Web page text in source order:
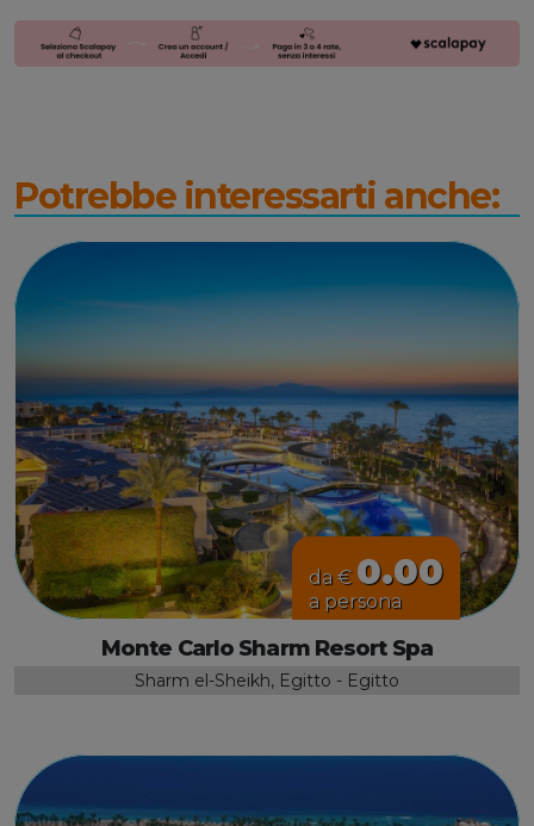
Potrebbe interessarti anche:
da € 0.00
a persona
Monte Carlo Sharm Resort Spa
Sharm el-Sheikh, Egitto - Egitto